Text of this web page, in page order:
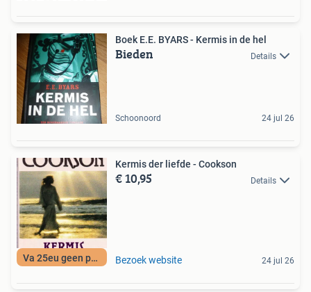
Boek E.E. BYARS - Kermis in de hel
Bieden Details
Schoonoord 24 jul 26
Va 25eu geen porto
Kermis der liefde - Cookson
€ 10,95 Details
Bezoek website 24 jul 26